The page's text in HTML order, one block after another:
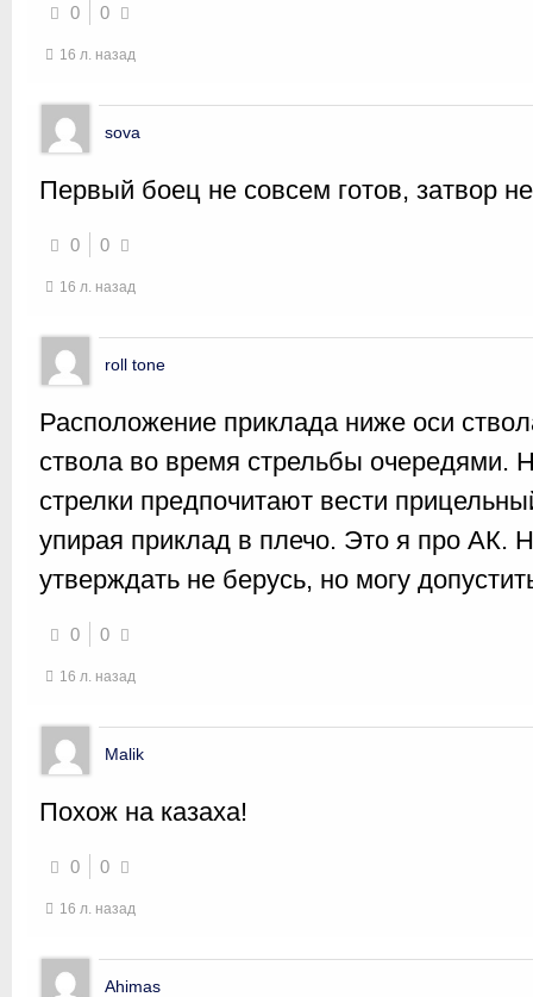
0 0
16 л. назад
sova
Первый боец не совсем готов, затвор
0 0
16 л. назад
roll tone
Расположение приклада ниже оси
ствола во время стрельбы очередями.
стрелки предпочитают вести
упирая приклад в плечо. Это я про АК.
утверждать не берусь, но могу
0 0
16 л. назад
Malik
Похож на казаха!
0 0
16 л. назад
Ahimas